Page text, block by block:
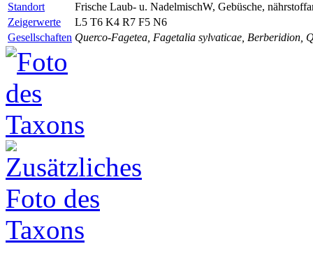
Standort
Frische Laub- u. NadelmischW, Gebüsche,
Zeigerwerte
L5 T6 K4 R7 F5 N6
Gesellschaften Querco-Fagetea, Fagetalia sylvaticae, Berberidion,